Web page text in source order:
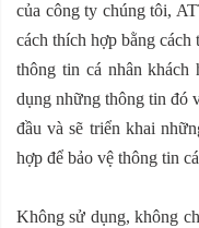
của công ty chúng tôi,
cách thích hợp bằng
thông tin cá nhân khách
dụng những thông tin đó
đầu và sẽ triển khai
hợp để bảo vệ thông tin
Không sử dụng, không